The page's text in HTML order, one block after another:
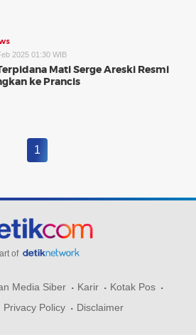
2025 01:30 WIB
Mati Serge Areski Resmi
ke Prancis
1
of
Media Siber Karir
Kotak Pos
Privacy Policy Disclaimer